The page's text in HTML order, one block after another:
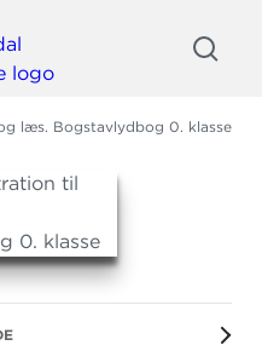
læs. Bogstavlydbog 0. klasse